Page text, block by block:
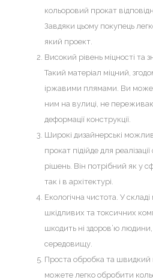
кольоровий прокат
Завдяки цьому покупець
який проект.
Високий рівень міцності та
Такий матеріал міцний,
іржавими плямами. Ви
ним на вулиці, не
деформації конструкції.
Широкі дизайнерські
прокат підійде для
рішень. Він потрібний як у
так і в архітектурі.
Екологічна чистота. У
шкідливих та токсичних
шкодить ні здоров’ю
середовищу.
Проста обробка та
можете легко обробити